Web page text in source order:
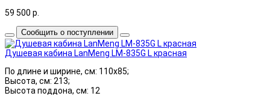
59 500 р.
Сообщить о поступлении
Душевая кабина LanMeng LM-835G L красная
По длине и ширине, см: 110x85;
Высота, см: 213;
Высота поддона, см: 12